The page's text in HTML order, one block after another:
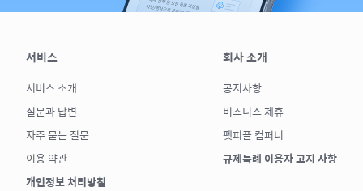
서비스
서비스 소개
질문과 답변
자주 묻는 질문
이용 약관
개인정보 처리방침
회사 소개
공지사항
비즈니스 제휴
펫피플 컴퍼니
규제특례 이용자 고지 사항